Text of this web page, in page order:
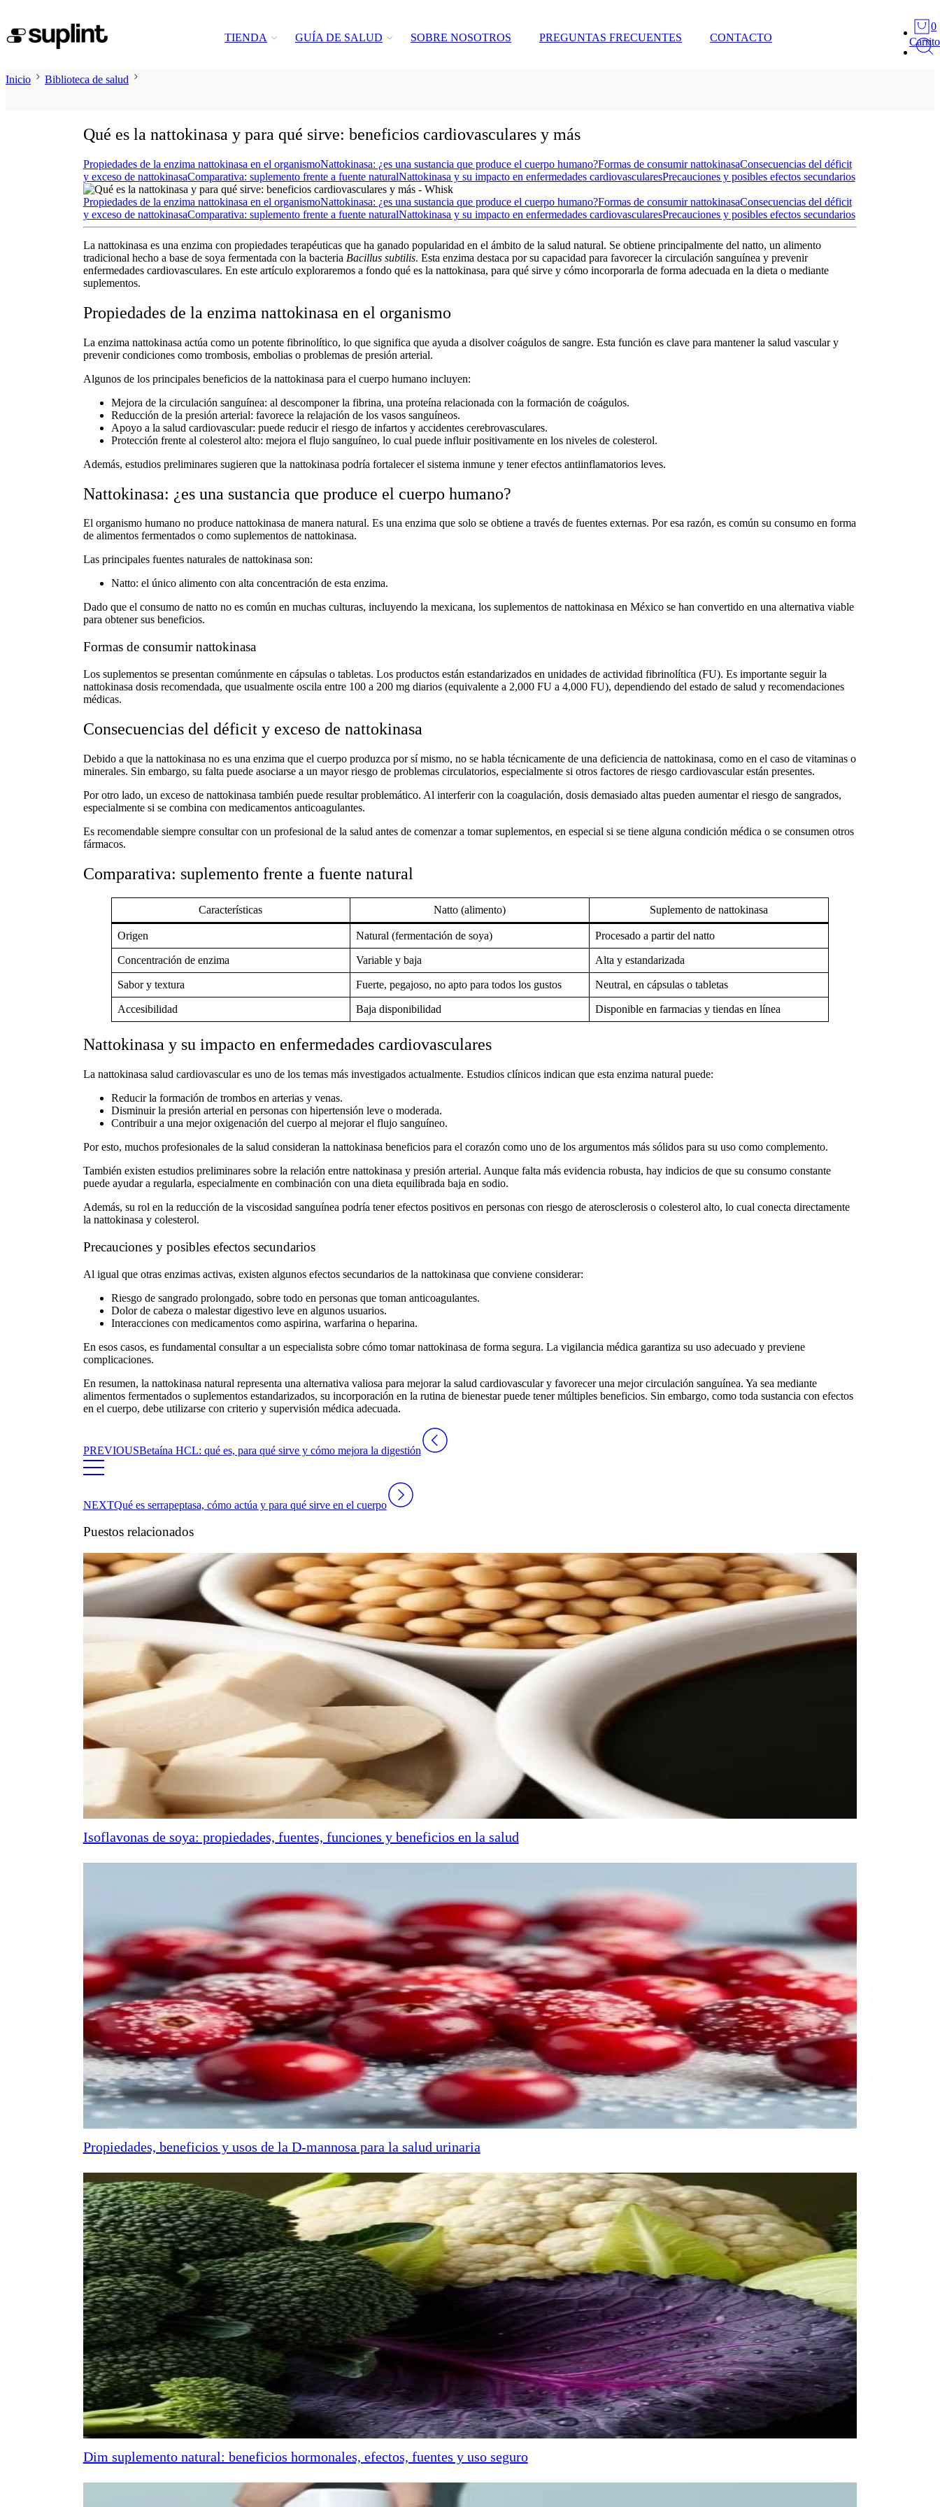
0
Carrito
TIENDA GUÍA DE SALUD SOBRE NOSOTROS PREGUNTAS FRECUENTES CONTACTO
Inicio Biblioteca de salud
Qué es la nattokinasa y para qué sirve: beneficios cardiovasculares y más
Propiedades de la enzima nattokinasa en el organismoNattokinasa: ¿es una sustancia que produce el cuerpo humano?Formas de consumir nattokinasaConsecuencias del déficit
y exceso de nattokinasaComparativa: suplemento frente a fuente naturalNattokinasa y su impacto en enfermedades cardiovascularesPrecauciones y posibles efectos secundarios
Propiedades de la enzima nattokinasa en el organismoNattokinasa: ¿es una sustancia que produce el cuerpo humano?Formas de consumir nattokinasaConsecuencias del déficit
y exceso de nattokinasaComparativa: suplemento frente a fuente naturalNattokinasa y su impacto en enfermedades cardiovascularesPrecauciones y posibles efectos secundarios
La nattokinasa es una enzima con propiedades terapéuticas que ha ganado popularidad en el ámbito de la salud natural. Se obtiene principalmente del natto, un alimento
tradicional hecho a base de soya fermentada con la bacteria Bacillus subtilis. Esta enzima destaca por su capacidad para favorecer la circulación sanguínea y prevenir
enfermedades cardiovasculares. En este artículo exploraremos a fondo qué es la nattokinasa, para qué sirvey cómo incorporarla de forma adecuada en la dieta o mediante
suplementos.
Propiedades de la enzima nattokinasa en el organismo
La enzima nattokinasa actúa como un potente fibrinolítico, lo que significa que ayuda a disolver coágulos de sangre. Esta función es clave para mantener la salud vascular y
prevenir condiciones como trombosis, embolias o problemas de presión arterial.
Algunos de los principales beneficios de la nattokinasa para el cuerpo humano incluyen:
Mejora de la circulación sanguínea: al descomponer la fibrina, una proteína relacionada con la formación de coágulos.
Reducción de la presión arterial: favorece la relajación de los vasos sanguíneos.
Apoyo a la salud cardiovascular: puede reducir el riesgo de infartos y accidentes cerebrovasculares.
Protección frente al colesterol alto: mejora el flujo sanguíneo, lo cual puede influir positivamente en los niveles de colesterol.
Además, estudios preliminares sugieren que la nattokinasa podría fortalecer el sistema inmune y tener efectos antiinflamatorios leves.
Nattokinasa: ¿es una sustancia que produce el cuerpo humano?
El organismo humano no produce nattokinasade manera natural. Es una enzima que solo se obtiene a través de fuentes externas. Por esa razón, es común su consumo en forma
de alimentos fermentados o como suplementos de nattokinasa.
Las principales fuentes naturales de nattokinasason:
Natto: el único alimento con alta concentración de esta enzima.
Dado que el consumo de natto no es común en muchas culturas, incluyendo la mexicana, los suplementos de nattokinasa en Méxicose han convertido en una alternativa viable
para obtener sus beneficios.
Formas de consumir nattokinasa
Los suplementos se presentan comúnmente en cápsulas o tabletas. Los productos están estandarizados en unidades de actividad fibrinolítica (FU). Es importante seguir la
nattokinasa dosis recomendada, que usualmente oscila entre 100 a 200 mg diarios (equivalente a 2,000 FU a 4,000 FU), dependiendo del estado de salud y recomendaciones
médicas.
Consecuencias del déficit y exceso de nattokinasa
Debido a que la nattokinasa no es una enzima que el cuerpo produzca por sí mismo, no se habla técnicamente de una deficiencia de nattokinasa, como en el caso de vitaminas o
minerales. Sin embargo, su falta puede asociarse a un mayor riesgo de problemas circulatorios, especialmente si otros factores de riesgo cardiovascular están presentes.
Por otro lado, un exceso de nattokinasa también puede resultar problemático. Al interferir con la coagulación, dosis demasiado altas pueden aumentar el riesgo de sangrados,
especialmente si se combina con medicamentos anticoagulantes.
Es recomendable siempre consultar con un profesional de la salud antes de comenzar a tomar suplementos, en especial si se tiene alguna condición médica o se consumen otros
fármacos.
Comparativa: suplemento frente a fuente natural
Características Natto (alimento) Suplemento de nattokinasa
Origen Natural (fermentación de soya) Procesado a partir del natto
Concentración de enzima Variable y baja Alta y estandarizada
Sabor y textura Fuerte, pegajoso, no apto para todos los gustos Neutral, en cápsulas o tabletas
Accesibilidad Baja disponibilidad Disponible en farmacias y tiendas en línea
Nattokinasa y su impacto en enfermedades cardiovasculares
La nattokinasa salud cardiovasculares uno de los temas más investigados actualmente. Estudios clínicos indican que esta enzima natural puede:
Reducir la formación de trombos en arterias y venas.
Disminuir la presión arterial en personas con hipertensión leve o moderada.
Contribuir a una mejor oxigenación del cuerpo al mejorar el flujo sanguíneo.
Por esto, muchos profesionales de la salud consideran la nattokinasa beneficios para el corazón como uno de los argumentos más sólidos para su uso como complemento.
También existen estudios preliminares sobre la relación entre nattokinasa y presión arterial. Aunque falta más evidencia robusta, hay indicios de que su consumo constante
puede ayudar a regularla, especialmente en combinación con una dieta equilibrada baja en sodio.
Además, su rol en la reducción de la viscosidad sanguínea podría tener efectos positivos en personas con riesgo de aterosclerosis o colesterol alto, lo cual conecta directamente
la nattokinasa y colesterol.
Precauciones y posibles efectos secundarios
Al igual que otras enzimas activas, existen algunos efectos secundarios de la nattokinasa que conviene considerar:
Riesgo de sangrado prolongado, sobre todo en personas que toman anticoagulantes.
Dolor de cabeza o malestar digestivo leve en algunos usuarios.
Interacciones con medicamentos como aspirina, warfarina o heparina.
En esos casos, es fundamental consultar a un especialista sobre cómo tomar nattokinasa de forma segura. La vigilancia médica garantiza su uso adecuado y previene
complicaciones.
En resumen, la nattokinasa natural representa una alternativa valiosa para mejorar la salud cardiovascular y favorecer una mejorcirculación sanguínea. Ya sea mediante
alimentos fermentados o suplementos estandarizados, su incorporación en la rutina de bienestar puede tener múltiples beneficios. Sin embargo, como toda sustancia con efectos
en el cuerpo, debe utilizarse con criterio y supervisión médica adecuada.
PREVIOUSBetaína HCL: qué es, para qué sirve y cómo mejora la digestión
NEXTQué es serrapeptasa, cómo actúa y para qué sirve en el cuerpo
Puestos relacionados
Isoflavonas de soya: propiedades, fuentes, funciones y beneficios en la salud
Propiedades, beneficios y usos de la D-mannosa para la salud urinaria
Dim suplemento natural: beneficios hormonales, efectos, fuentes y uso seguro